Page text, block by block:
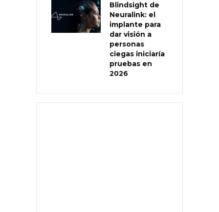
Blindsight de
Neuralink: el
implante para
dar visión a
personas
ciegas iniciaría
pruebas en
2026